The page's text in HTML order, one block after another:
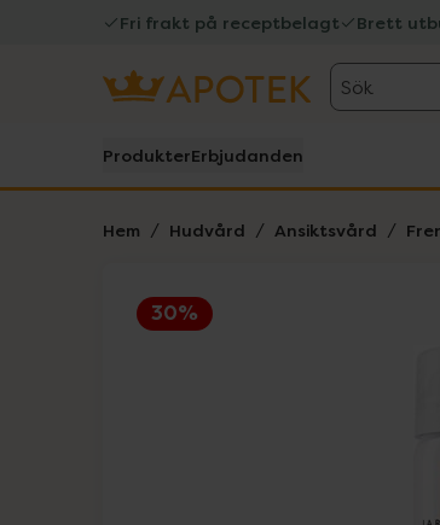
Fri frakt på receptbelagt Brett
Sök
ProdukterErbjudanden
Hem Hudvård Ansiktsvård
30%